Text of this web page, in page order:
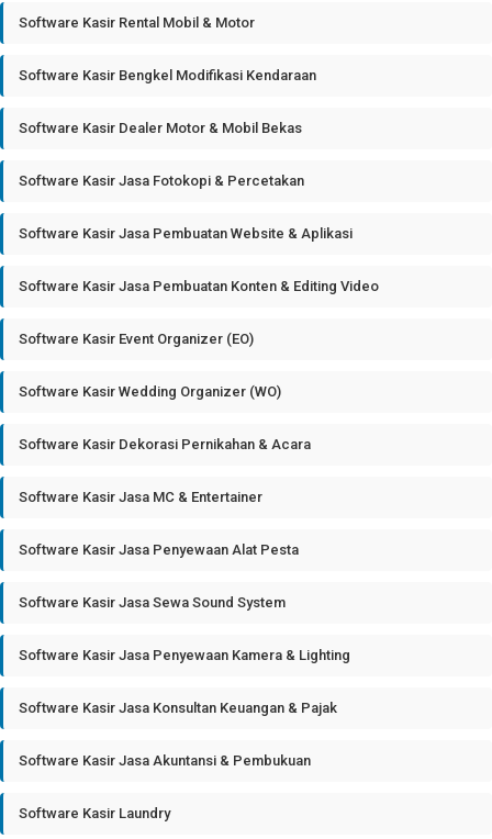
Software Kasir Rental Mobil & Motor
Software Kasir Bengkel Modifikasi Kendaraan
Software Kasir Dealer Motor & Mobil Bekas
Software Kasir Jasa Fotokopi & Percetakan
Software Kasir Jasa Pembuatan Website & Aplikasi
Software Kasir Jasa Pembuatan Konten & Editing Video
Software Kasir Event Organizer (EO)
Software Kasir Wedding Organizer (WO)
Software Kasir Dekorasi Pernikahan & Acara
Software Kasir Jasa MC & Entertainer
Software Kasir Jasa Penyewaan Alat Pesta
Software Kasir Jasa Sewa Sound System
Software Kasir Jasa Penyewaan Kamera & Lighting
Software Kasir Jasa Konsultan Keuangan & Pajak
Software Kasir Jasa Akuntansi & Pembukuan
Software Kasir Laundry